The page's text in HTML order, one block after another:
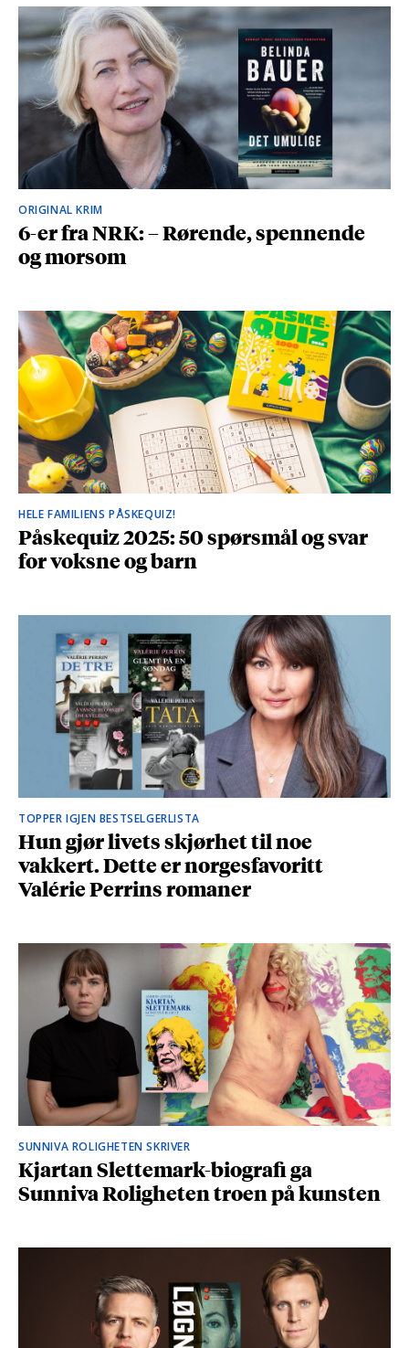
ORIGINAL KRIM
6-er fra NRK: – Rørende, spennende
og morsom
HELE FAMILIENS PÅSKEQUIZ!
Påskequiz 2025: 50 spørsmål og svar
for voksne og barn
TOPPER IGJEN BESTSELGERLISTA
Hun gjør livets skjørhet til noe
vakkert. Dette er norgesfavoritt
Valérie Perrins romaner
SUNNIVA ROLIGHETEN SKRIVER
Kjartan Slettemark-biografi ga
Sunniva Roligheten troen på kunsten